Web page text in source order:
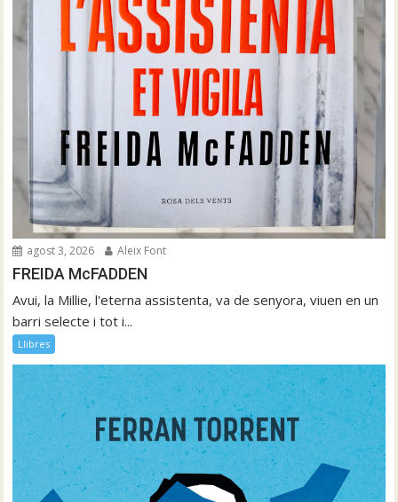
agost 3, 2026 Aleix Font
FREIDA McFADDEN
Avui, la Millie, l'eterna assistenta, va de senyora, viuen en un
barri selecte i tot i...
Llibres